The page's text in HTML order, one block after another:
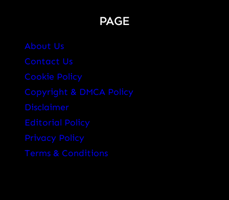
PAGE
About Us
Contact Us
Cookie Policy
Copyright & DMCA Policy
Disclaimer
Editorial Policy
Privacy Policy
Terms & Conditions